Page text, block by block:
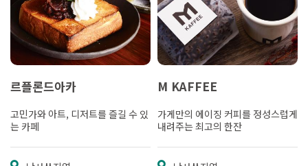
르플론드아카
고민가와 아트, 디저트를 즐길 수 있
는 카페
M KAFFEE
가게만의 에이징 커피를 정성스럽게
내려주는 최고의 한잔